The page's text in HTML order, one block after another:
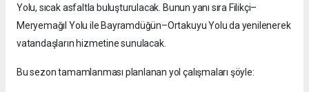
Yolu, sıcak asfaltla buluşturulacak. Bunun yanı sıra Filikçi–
Meryemağıl Yolu ile Bayramdüğün–Ortakuyu Yolu da yenilenerek
vatandaşların hizmetine sunulacak.
Bu sezon tamamlanması planlanan yol çalışmaları şöyle: